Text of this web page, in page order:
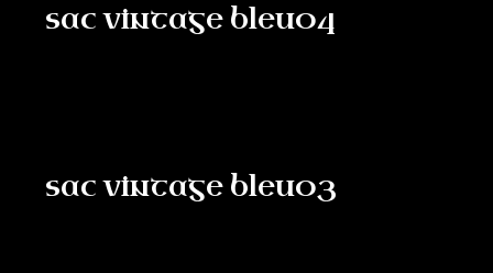
sac vintage bleu04
sac vintage bleu03